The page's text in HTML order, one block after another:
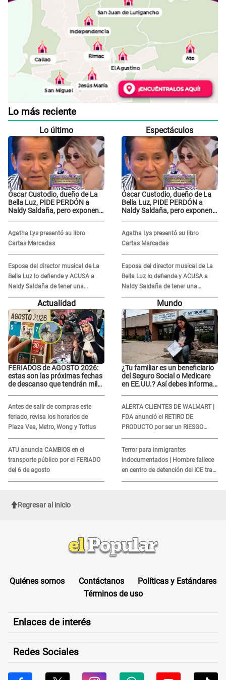
Lo más reciente
Lo último
Óscar Custodio, dueño de La
Bella Luz, PIDE PERDÓN a
Naldy Saldaña, pero exponen
grabar"
Agatha Lys presentó su libro
Cartas Marcadas
Esposa del director musical de La
Bella Luz lo defiende y ACUSA a
Naldy Saldaña de tener una
relación con él y otros integrantes
Espectáculos
Óscar Custodio, dueño de La
Bella Luz, PIDE PERDÓN a
Naldy Saldaña, pero exponen
grabar"
Agatha Lys presentó su libro
Cartas Marcadas
Esposa del director musical de La
Bella Luz lo defiende y ACUSA a
Naldy Saldaña de tener una
relación con él y otros integrantes
Actualidad
FERIADOS de AGOSTO 2026:
estas son las próximas fechas
de descanso que tendrán miles
Antes de salir de compras este
feriado, revisa los horarios de
Plaza Vea, Metro, Wong y Tottus
ATU anuncia CAMBIOS en el
transporte público por el FERIADO
del 6 de agosto
Mundo
¿Tu familiar es un beneficiario
del Seguro Social o Medicare
en EE.UU.? Así debes informar
ALERTA CLIENTES DE WALMART |
FDA anunció el RETIRO DE
PRODUCTO por ser un RIESGO
MORTAL para consumidores: ¿Cuál
es?
Terror para inmigrantes
indocumentados | Hombre fallece
en centro de detención del ICE tras
sufrir una "emergencia médica"
Regresar al inicio
Quiénes somos Contáctanos
Políticas y Estándares
Términos de uso
Enlaces de interés
Redes Sociales